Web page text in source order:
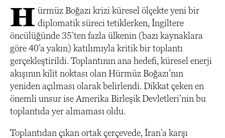
H ürmüz Boğazı krizi küresel ölçekte yeni bir
diplomatik süreci tetiklerken, İngiltere
öncülüğünde 35’ten fazla ülkenin (bazı kaynaklara
göre 40’a yakın) katılımıyla kritik bir toplantı
gerçekleştirildi. Toplantının ana hedefi, küresel enerji
akışının kilit noktası olan Hürmüz Boğazı’nın
yeniden açılması olarak belirlendi. Dikkat çeken en
önemli unsur ise Amerika Birleşik Devletleri’nin bu
toplantıda yer almaması oldu.
Toplantıdan çıkan ortak çerçevede, İran’a karşı